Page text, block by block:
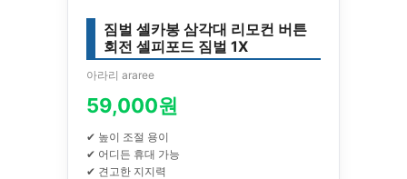
짐벌 셀카봉 삼각대 리모컨 버튼
회전 셀피포드 짐벌 1X
아라리 araree
59,000원
✔ 높이 조절 용이
✔ 어디든 휴대 가능
✔ 견고한 지지력